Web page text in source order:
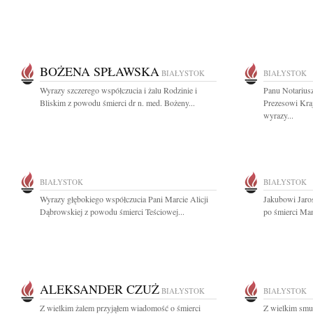
BOŻENA SPŁAWSKA BIAŁYSTOK
Wyrazy szczerego współczucia i żalu Rodzinie i
Bliskim z powodu śmierci dr n. med. Bożeny...
BIAŁYSTOK
Panu
Prezesowi
wyrazy...
BIAŁYSTOK
Wyrazy głębokiego współczucia Pani Marcie Alicji
Dąbrowskiej z powodu śmierci Teściowej...
BIAŁYSTOK
Jakubowi
po śmierci
ALEKSANDER CZUŻ BIAŁYSTOK
Z wielkim żalem przyjąłem wiadomość o śmierci
BIAŁYSTOK
Z wielkim